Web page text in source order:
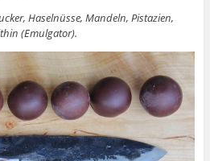
Haselnüsse, Mandeln, Pistazien,
(Emulgator).